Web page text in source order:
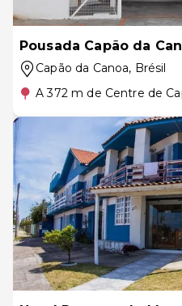
Pousada Capão da
Capão da Canoa, Brésil
A 372 m de Centre de